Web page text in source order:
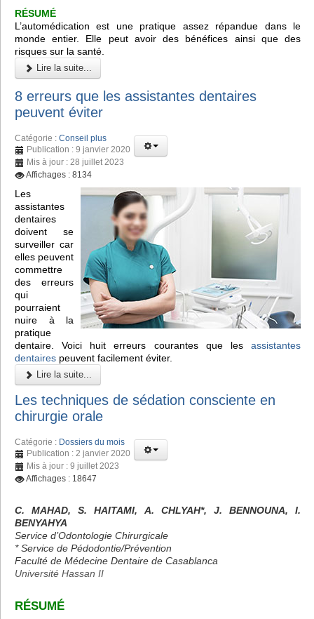
RÉSUMÉ
L’automédication est une pratique assez répandue dans le
monde entier. Elle peut avoir des bénéfices ainsi que des
risques sur la santé.
Lire la suite...
8 erreurs que les assistantes dentaires
peuvent éviter
Catégorie : Conseil plus
Publication : 9 janvier 2020
Mis à jour : 28 juillet 2023
Affichages : 8134
Les
assistantes
dentaires
doivent se
surveiller car
elles peuvent
commettre
des erreurs
qui
pourraient
nuire à la
pratique
dentaire. Voici huit erreurs courantes que les assistantes
dentaires peuvent facilement éviter.
Lire la suite...
Les techniques de sédation consciente en
chirurgie orale
Catégorie : Dossiers du mois
Publication : 2 janvier 2020
Mis à jour : 9 juillet 2023
Affichages : 18647
C. MAHAD, S. HAITAMI, A. CHLYAH*, J. BENNOUNA, I.
BENYAHYA
Service d’Odontologie Chirurgicale
* Service de Pédodontie/Prévention
Faculté de Médecine Dentaire de Casablanca
Université Hassan II
RÉSUMÉ